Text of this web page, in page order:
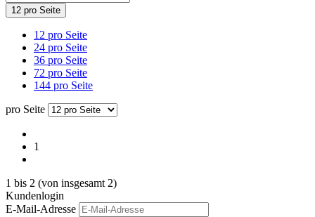
12 pro Seite
12 pro Seite
24 pro Seite
36 pro Seite
72 pro Seite
144 pro Seite
pro Seite
1
1 bis 2 (von insgesamt 2)
Kundenlogin
E-Mail-Adresse